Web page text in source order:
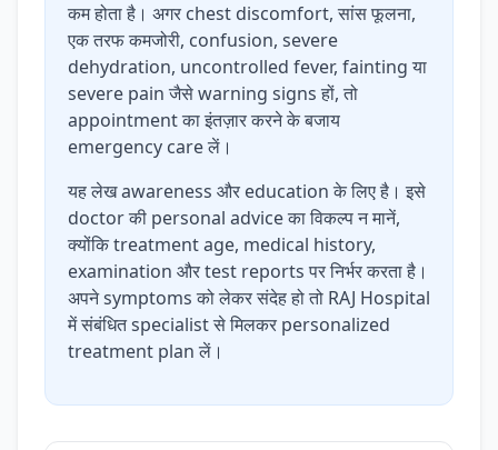
कम होता है। अगर chest discomfort, सांस फूलना,
एक तरफ कमजोरी, confusion, severe
dehydration, uncontrolled fever, fainting या
severe pain जैसे warning signs हों, तो
appointment का इंतज़ार करने के बजाय
emergency care लें।
यह लेख awareness और education के लिए है। इसे
doctor की personal advice का विकल्प न मानें,
क्योंकि treatment age, medical history,
examination और test reports पर निर्भर करता है।
अपने symptoms को लेकर संदेह हो तो RAJ Hospital
में संबंधित specialist से मिलकर personalized
treatment plan लें।